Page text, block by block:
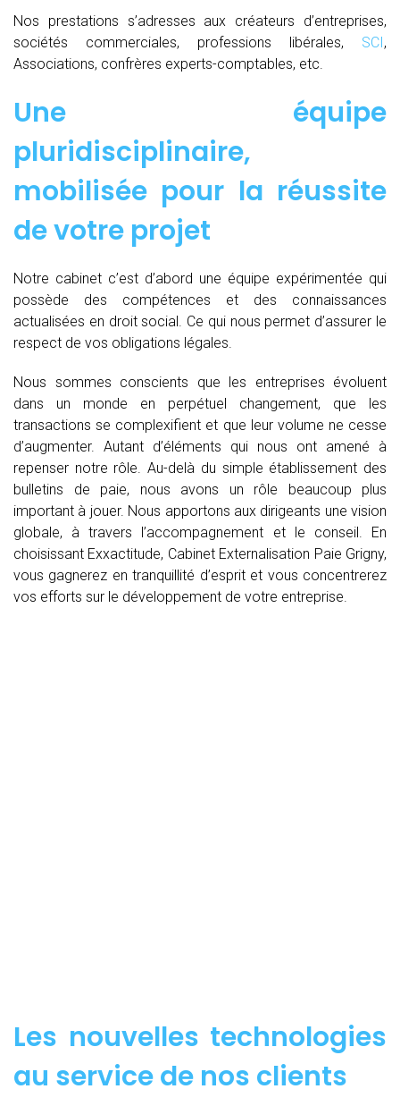
Nos prestations s’adresses aux créateurs d’entreprises,
sociétés commerciales, professions libérales, SCI,
Associations, confrères experts-comptables, etc.
Une équipe
pluridisciplinaire,
mobilisée pour la réussite
de votre projet
Notre cabinet c’est d’abord une équipe expérimentée qui
possède des compétences et des connaissances
actualisées en droit social. Ce qui nous permet d’assurer le
respect de vos obligations légales.
Nous sommes conscients que les entreprises évoluent
dans un monde en perpétuel changement, que les
transactions se complexifient et que leur volume ne cesse
d’augmenter. Autant d’éléments qui nous ont amené à
repenser notre rôle. Au-delà du simple établissement des
bulletins de paie, nous avons un rôle beaucoup plus
important à jouer. Nous apportons aux dirigeants une vision
globale, à travers l’accompagnement et le conseil. En
choisissant Exxactitude, Cabinet Externalisation Paie Grigny,
vous gagnerez en tranquillité d’esprit et vous concentrerez
vos efforts sur le développement de votre entreprise.
Les nouvelles technologies
au service de nos clients